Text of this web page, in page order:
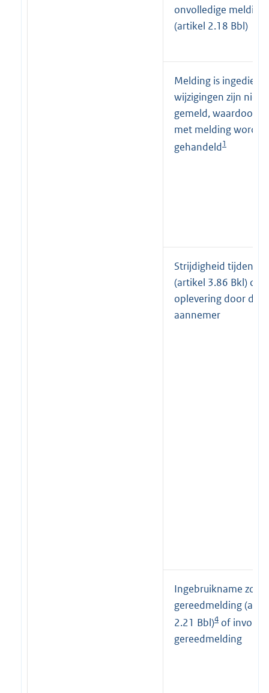
onvolledige melding
(artikel 2.18 Bbl)
Melding is
wijzigingen zijn niet
gemeld, waardoor
met melding wordt
gehandeld1
Strijdigheid tijdens
(artikel 3.86 Bkl) of
oplevering door de
aannemer
Ingebruikname
gereedmelding
2.21 Bbl)4 of
gereedmelding